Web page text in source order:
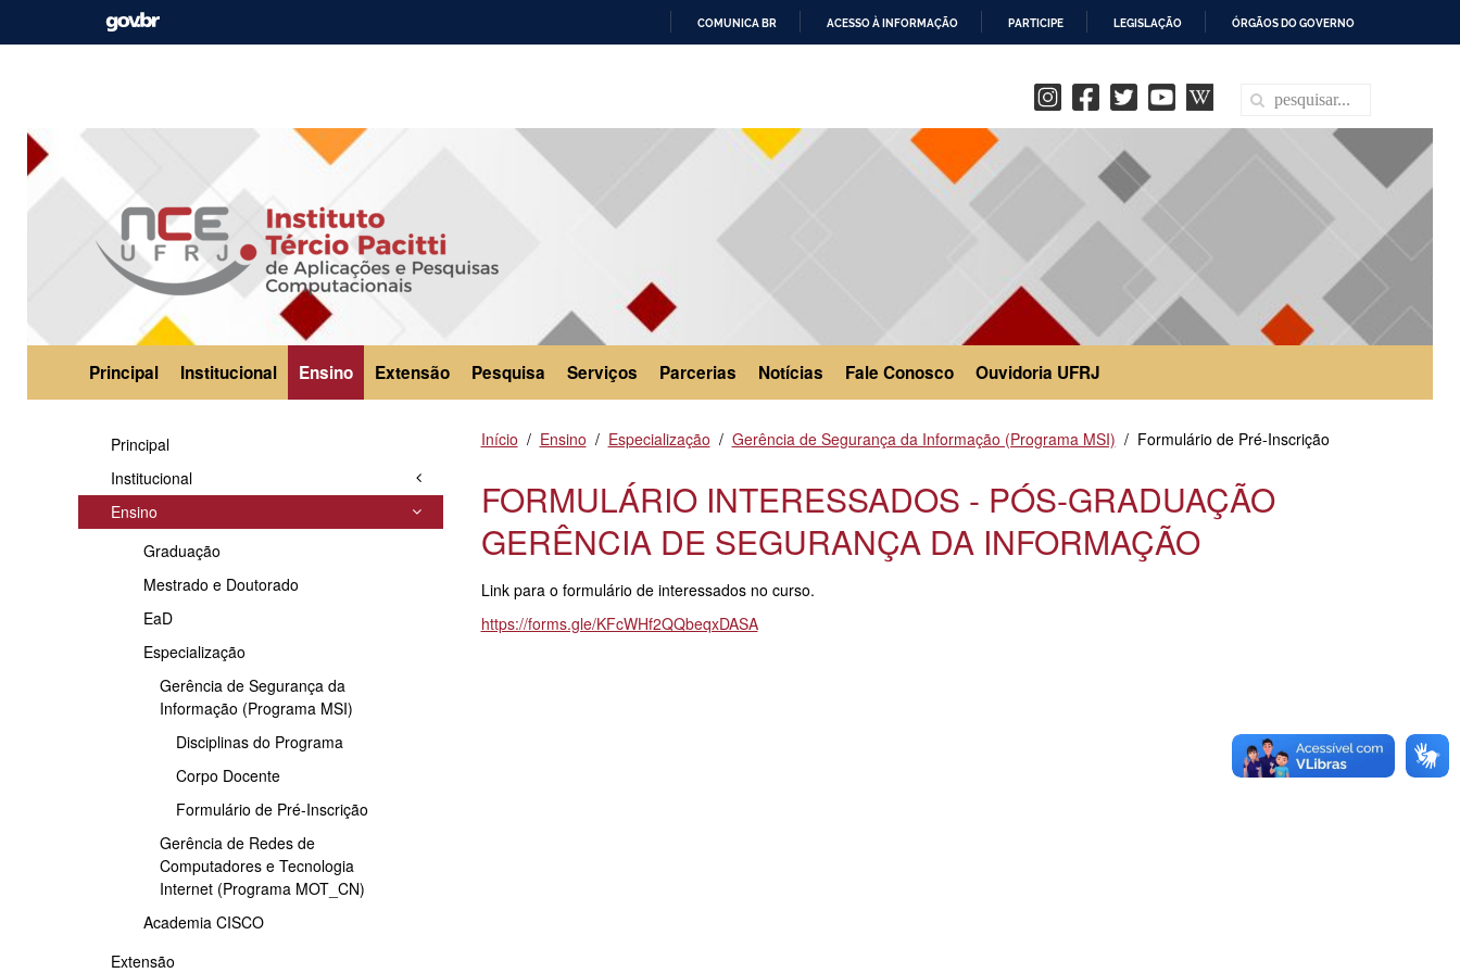
COMUNICA BR ACESSO À INFORMAÇÃO PARTICIPE LEGISLAÇÃO ÓRGÃOS DO GOVERNO
Principal Institucional Ensino Extensão Pesquisa Serviços Parcerias Notícias Fale Conosco Ouvidoria UFRJ
Início Ensino Especialização Gerência de Segurança da Informação (Programa MSI) Formulário de Pré-Inscrição
FORMULÁRIO INTERESSADOS - PÓS-GRADUAÇÃO
GERÊNCIA DE SEGURANÇA DA INFORMAÇÃO
Link para o formulário de interessados no curso.
https://forms.gle/KFcWHf2QQbeqxDASA
Principal
Institucional
Ensino
Graduação
Mestrado e Doutorado
EaD
Especialização
Gerência de Segurança da
Informação (Programa MSI)
Disciplinas do Programa
Corpo Docente
Formulário de Pré-Inscrição
Gerência de Redes de
Computadores e Tecnologia
Internet (Programa MOT_CN)
Academia CISCO
Extensão